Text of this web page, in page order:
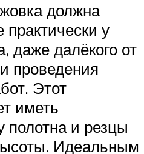
должна
практически у
даже далёкого от
проведения
Этот
иметь
полотна и резцы
Идеальным